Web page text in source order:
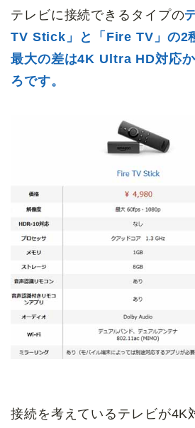
テレビに接続できるタイプの
TV Stick」と「Fire TV」の2
最大の差は4K Ultra HD対応
ろです。
接続を考えているテレビが4K